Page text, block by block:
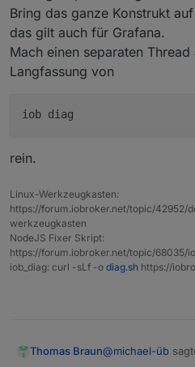
Bring das ganze Konstrukt
das gilt auch für Grafana.
Mach einen separaten
Langfassung von
rein.
Linux-Werkzeugkasten:
https://forum.iobroker.net/topic/
werkzeugkasten
NodeJS Fixer Skript:
https://forum.iobroker.net/topic/68035/
iob_diag: curl -sLf -o diag.sh https://
Thomas Braun@michael-üb